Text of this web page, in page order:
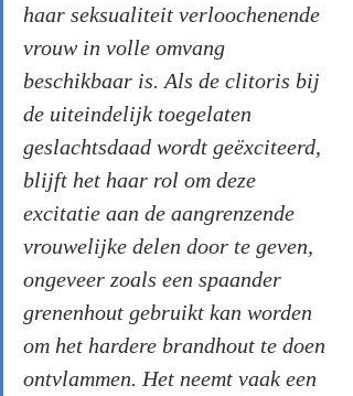
haar seksualiteit verloochenende
vrouw in volle omvang
beschikbaar is. Als de clitoris bij
de uiteindelijk toegelaten
geslachtsdaad wordt geëxciteerd,
blijft het haar rol om deze
excitatie aan de aangrenzende
vrouwelijke delen door te geven,
ongeveer zoals een spaander
grenenhout gebruikt kan worden
om het hardere brandhout te doen
ontvlammen. Het neemt vaak een